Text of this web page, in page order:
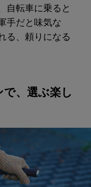
自転車に乗ると
手だと味気な
る、頼りになる
、選ぶ楽し